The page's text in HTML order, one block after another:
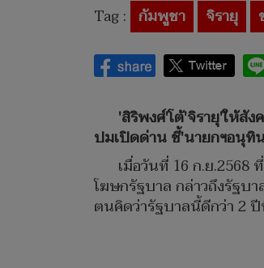
Tag : กัมพูชา จิรายุ
'สิริพงศ์'โต้'จิรายุ'ให้สั
ปมเปิดด่าน ชี้'นายกฯอนุ
เมื่อวันที่ 16 ก.ย
โฆษกรัฐบาล กล่าวถึงรัฐบ
ตนคิดว่ารัฐบาลนี้ดีกว่า 2